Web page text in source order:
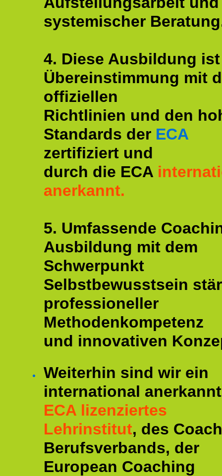
systemischer
4. Diese Ausbildung
Übereinstimmung mit
offiziellen
Richtlinien und den
Standards der ECA
zertifiziert und
durch die ECA
anerkannt.
5. Umfassende
Ausbildung mit dem
Schwerpunkt
Selbstbewusstsein
professioneller
Methodenkompetenz
und innovativen
Weiterhin sind wir ein
international
ECA lizenziertes
Lehrinstitut, des
Berufsverbands, der
European Coaching